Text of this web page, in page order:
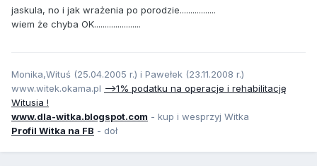
jaskula, no i jak wrażenia po porodzie.................
wiem że chyba OK......................
Monika,Wituś (25.04.2005 r.) i Pawełek (23.11.2008 r.)
www.witek.okama.pl -->1% podatku na operacje i rehabilitację
Witusia !
www.dla-witka.blogspot.com - kup i wesprzyj Witka
Profil Witka na FB - doł